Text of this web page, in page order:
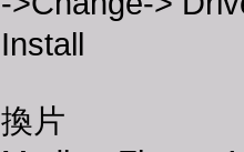
Install
換片